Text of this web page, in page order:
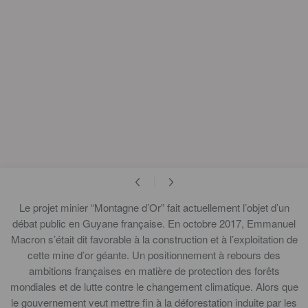
Le projet minier “Montagne d’Or” fait actuellement l’objet d’un
débat public en Guyane française. En octobre 2017, Emmanuel
Macron s’était dit favorable à la construction et à l’exploitation de
cette mine d’or géante. Un positionnement à rebours des
ambitions françaises en matière de protection des forêts
mondiales et de lutte contre le changement climatique. Alors que
le gouvernement veut mettre fin à la déforestation induite par les